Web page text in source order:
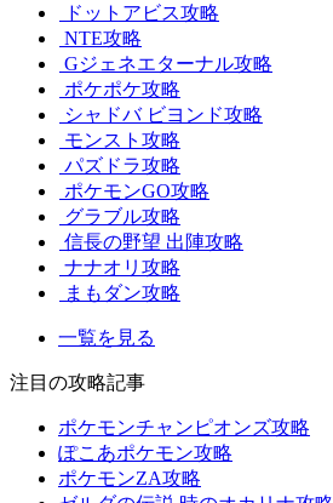
ドットアビス攻略
NTE攻略
Gジェネエターナル攻略
ポケポケ攻略
シャドバ ビヨンド攻略
モンスト攻略
パズドラ攻略
ポケモンGO攻略
グラブル攻略
信長の野望 出陣攻略
ナナオリ攻略
まもダン攻略
一覧を見る
注目の攻略記事
ポケモンチャンピオンズ攻略
ぽこあポケモン攻略
ポケモンZA攻略